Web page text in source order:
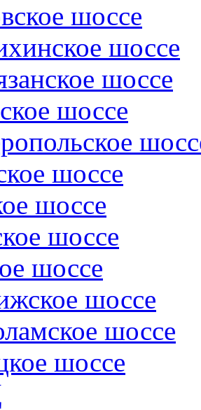
шоссе
шоссе
шоссе
шоссе
шоссе
шоссе
шоссе
шоссе
шоссе
шоссе
шоссе